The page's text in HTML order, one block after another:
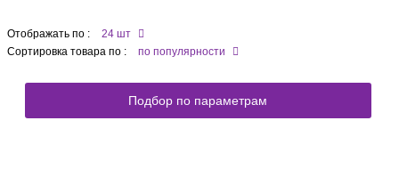
Отображать по :
24 шт
Сортировка товара по :
по популярности
Подбор по параметрам